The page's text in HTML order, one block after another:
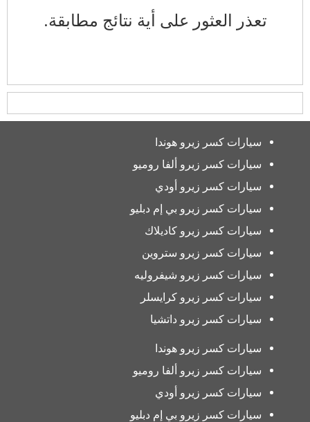
تعذر العثور على أية نتائج مطابقة.
سيارات كسر زيرو هوندا
سيارات كسر زيرو ألفا روميو
سيارات كسر زيرو أودي
سيارات كسر زيرو بي إم دبليو
سيارات كسر زيرو كاديلاك
سيارات كسر زيرو ستروين
سيارات كسر زيرو شيفروليه
سيارات كسر زيرو كرايسلر
سيارات كسر زيرو داتشيا
سيارات كسر زيرو هوندا
سيارات كسر زيرو ألفا روميو
سيارات كسر زيرو أودي
سيارات كسر زيرو بي إم دبليو